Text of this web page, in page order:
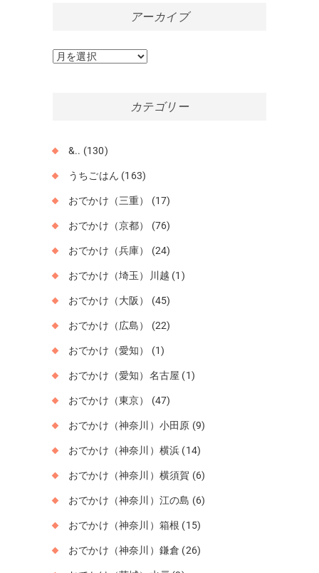
アーカイブ
ア
カテゴリー
&.. (130)
うちごはん (163)
おでかけ（三重） (17)
おでかけ（京都） (76)
おでかけ（兵庫） (24)
おでかけ（埼玉）川越 (1)
おでかけ（大阪） (45)
おでかけ（広島） (22)
おでかけ（愛知） (1)
おでかけ（愛知）名古屋 (1)
おでかけ（東京） (47)
おでかけ（神奈川）小田原 (9)
おでかけ（神奈川）横浜 (14)
おでかけ（神奈川）横須賀 (6)
おでかけ（神奈川）江の島 (6)
おでかけ（神奈川）箱根 (15)
おでかけ（神奈川）鎌倉 (26)